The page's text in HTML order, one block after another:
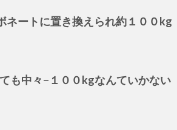
ネートに置き換えられ約１００kg
も中々−１００kgなんていかない